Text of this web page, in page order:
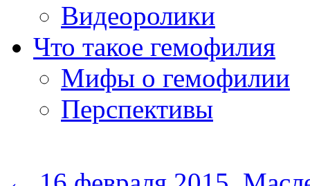
Видеоролики
Что такое гемофилия
Мифы о гемофилии
Перспективы